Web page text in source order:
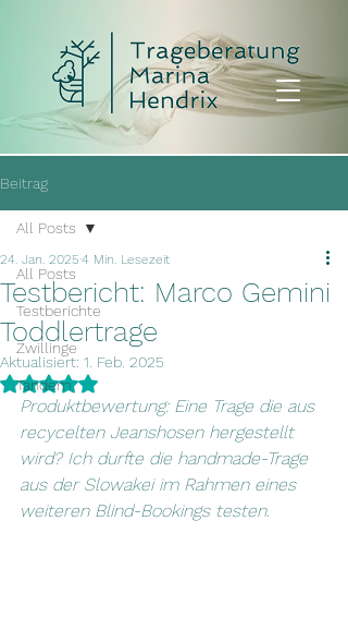
Beitrag
All Posts
Testberichte
Zwillinge
Tandem
All Posts
Testbericht: Marco Gemini
Toddlertrage
24. Jan. 2025 4 Min. Lesezeit
Aktualisiert: 1. Feb. 2025
Mit NaN von 5 Sternen bewertet.
Produktbewertung: Eine Trage die aus
recycelten Jeanshosen hergestellt
wird? Ich durfte die handmade-Trage
aus der Slowakei im Rahmen eines
weiteren Blind-Bookings testen.